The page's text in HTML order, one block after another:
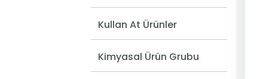
Kullan At Ürünler
Kimyasal Ürün Grubu